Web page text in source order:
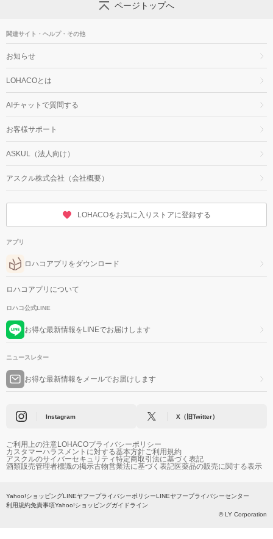
ページトップへ
関連サイト・ヘルプ・その他
お知らせ
LOHACOとは
AIチャットで質問する
お客様サポート
ASKUL（法人向け）
アスクル株式会社（会社概要）
LOHACOをお気に入りストアに登録する
アプリ
ロハコアプリをダウンロード
ロハコアプリについて
ロハコ公式LINE
お得な最新情報をLINEでお届けします
ニュースレター
お得な最新情報をメールでお届けします
Instagram X（旧Twitter）
ご利用上の注意LOHACOプライバシーポリシー
カスタマーハラスメントに対する基本方針ご利用規約
アスクルのサイバーセキュリティ特定商取引法に基づく表記
酒類販売管理者標識の掲示古物営業法に基づく表記医薬品の販売に関する表示
Yahoo!ショッピングLINEヤフープライバシーポリシーLINEヤフープライバシーセンター
利用規約免責事項Yahoo!ショッピングガイドライン
© LY Corporation